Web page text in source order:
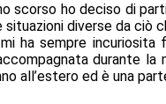
scorso ho deciso di
diverse da ciò
sempre incuriosita
durante
all’estero ed è una